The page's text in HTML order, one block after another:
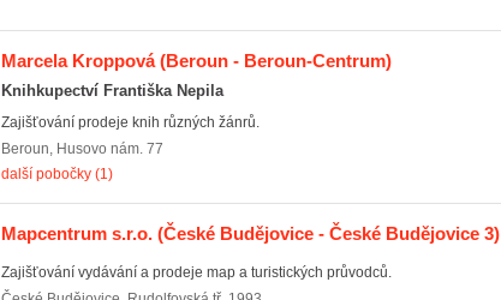
Marcela Kroppová(Beroun - Beroun-Centrum)
Knihkupectví Františka Nepila
Zajišťování prodeje knih různých žánrů.
Beroun, Husovo nám. 77
další pobočky (1)
Mapcentrum s.r.o. (České Budějovice - České Budějovice 3)
Zajišťování vydávání a prodeje map a turistických průvodců.